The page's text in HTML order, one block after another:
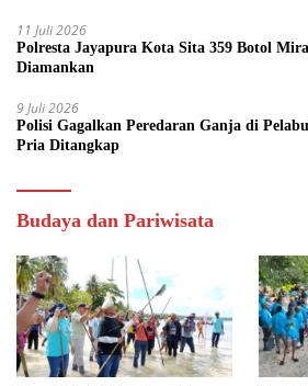
11 Juli 2026
Polresta Jayapura Kota Sita 359 Botol
Diamankan
9 Juli 2026
Polisi Gagalkan Peredaran Ganja di
Pria Ditangkap
Budaya dan Pariwisata